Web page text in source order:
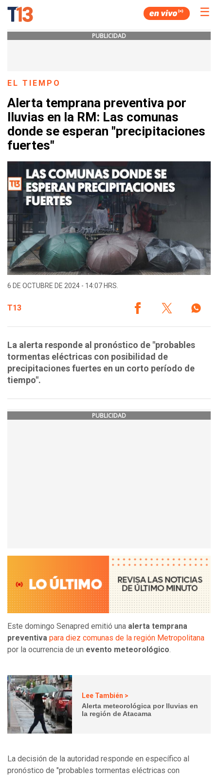
☰
PUBLICIDAD
EL TIEMPO
Alerta temprana preventiva por
lluvias en la RM: Las comunas
donde se esperan "precipitaciones
fuertes"
6 DE OCTUBRE DE 2024 - 14:07 HRS.
T13
La alerta responde al pronóstico de "probables
tormentas eléctricas con posibilidad de
precipitaciones fuertes en un corto período de
tiempo".
PUBLICIDAD
Este domingo Senapred emitió una alerta temprana
preventiva para diez comunas de la región Metropolitana
por la ocurrencia de un evento meteorológico.
Lee También >
Alerta meteorológica por lluvias en
la región de Atacama
La decisión de la autoridad responde en específico al
pronóstico de "probables tormentas eléctricas con